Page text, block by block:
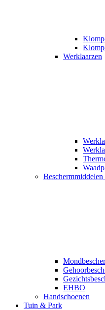
Werklaarzen
EHBO
Handschoenen
Tuin & Park